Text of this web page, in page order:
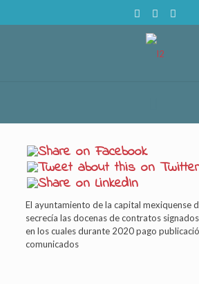
El ayuntamiento de la capital mexiquense
secrecía las docenas de contratos
en los cuales durante 2020 pago
comunicados